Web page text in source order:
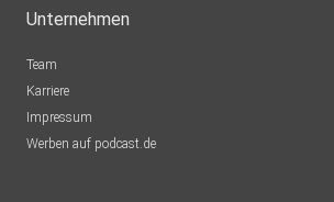
Unternehmen
Team
Karriere
Impressum
Werben auf podcast.de